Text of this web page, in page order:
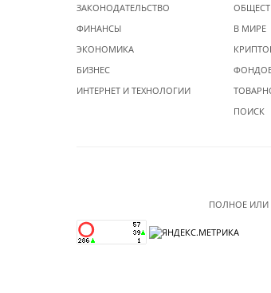
ЗАКОНОДАТЕЛЬСТВО
ФИНАНСЫ
ЭКОНОМИКА
БИЗНЕС
ИНТЕРНЕТ И ТЕХНОЛОГИИ
В МИРЕ
ПОИСК
ПОЛНОЕ ИЛИ